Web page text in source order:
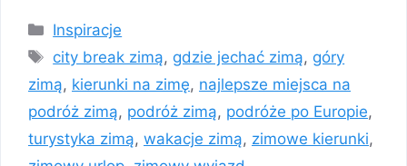
Kategorie
Inspiracje
Tagi
city break zimą, gdzie jechać zimą, góry
zimą, kierunki na zimę, najlepsze miejsca na
podróż zimą, podróż zimą, podróże po Europie,
turystyka zimą, wakacje zimą, zimowe kierunki,